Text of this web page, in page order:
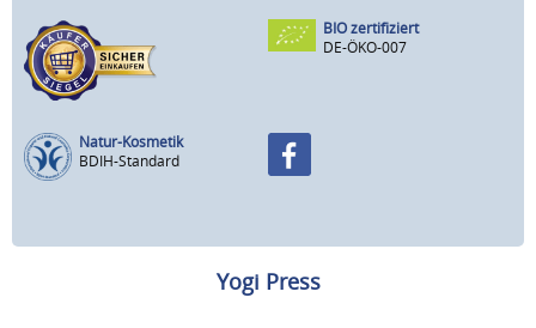
BIO zertifiziert
DE-ÖKO-007
Natur-Kosmetik
BDIH-Standard
Yogi Press